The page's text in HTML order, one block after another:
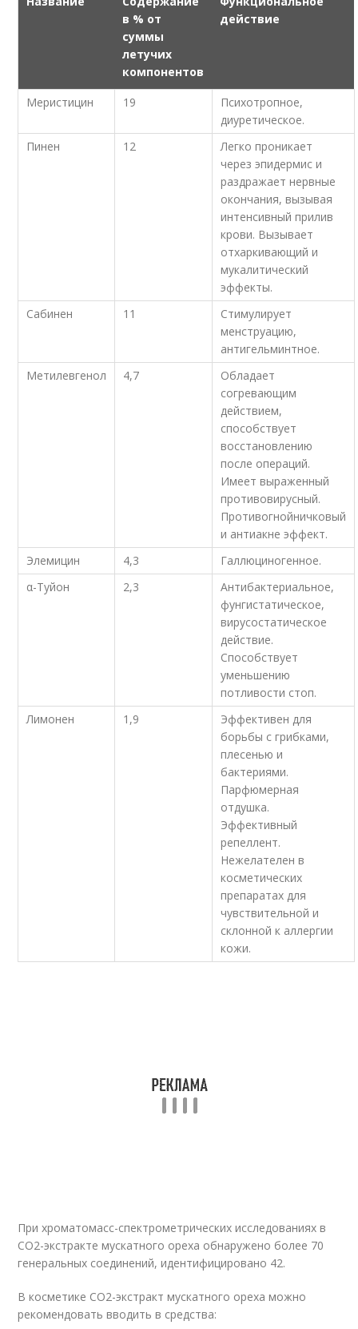
в % от
суммы
летучих
компонентов
действие
Меристицин 19
Психотропное,
диуретическое.
Пинен
12
Легко проникает
через эпидермис и
раздражает нервные
окончания, вызывая
интенсивный прилив
крови. Вызывает
отхаркивающий и
мукалитический
эффекты.
Сабинен
11
Стимулирует
менструацию,
антигельминтное.
Метилевгенол
4,7
Обладает
согревающим
действием,
способствует
восстановлению
после операций.
Имеет выраженный
противовирусный.
Противогнойничковый
и антиакне эффект.
Элемицин
4,3
Галлюциногенное.
α-Туйон
2,3
Антибактериальное,
фунгистатическое,
вирусостатическое
действие.
Способствует
уменьшению
потливости стоп.
Лимонен
1,9
Эффективен для
борьбы с грибками,
плесенью и
бактериями.
Парфюмерная
отдушка.
Эффективный
репеллент.
Нежелателен в
косметических
препаратах для
чувствительной и
склонной к аллергии
кожи.
При хроматомасс-спектрометрических исследованиях в
СО2-экстракте мускатного ореха обнаружено более 70
генеральных соединений, идентифицировано 42.
В косметике СО2-экстракт мускатного ореха можно
рекомендовать вводить в средства: